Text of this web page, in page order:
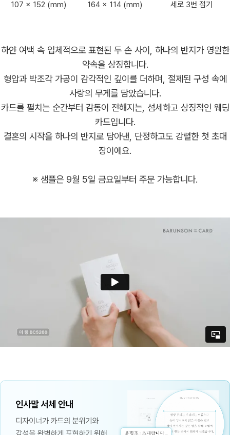
107 x 152 (mm)
164 x 114 (mm)
세로 3번 접기
하얀 여백 속 입체적으로 표현된 두 손 사이, 하나의 반지가 영원한
약속을 상징합니다.
형압과 박조각 가공이 감각적인 깊이를 더하며, 절제된 구성 속에
사랑의 무게를 담았습니다.
카드를 펼치는 순간부터 감동이 전해지는, 섬세하고 상징적인 웨딩
카드입니다.
결혼의 시작을 하나의 반지로 담아낸, 단정하고도 강렬한 첫 초대
장이에요.